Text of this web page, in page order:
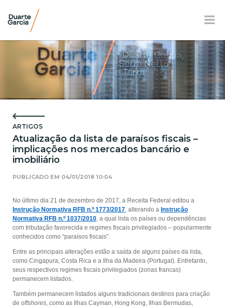
ATUAÇÃO
NOTÍCIAS E E-BOOK
LOCALIZAÇÃO
FR
ARTIGOS
Atualização da lista de paraísos fiscais –
implicações nos mercados bancário e
imobiliário
PUBLICADO EM 04/01/2018 10:04
No último dia 21 de dezembro de 2017, a Receita Federal editou a
Instrução Normativa RFB n.º 1773/2017, alterando a Instrução
Normativa RFB n.º 1037/2010, a qual lista os países ou dependências
com tributação favorecida e regimes fiscais privilegiados – popularmente
conhecidos como “paraísos fiscais”.
Entre as principais alterações estão a saída de alguns países da lista,
como Cingapura, Costa Rica e a Ilha da Madeira (Portugal). Entretanto,
seus respectivos regimes fiscais privilegiados (zonas francas)
permanecem listados.
Também permanecem listados alguns tradicionais destinos para criação
de offshores, como as Ilhas Cayman, Hong Kong, Ilhas Bermudas,